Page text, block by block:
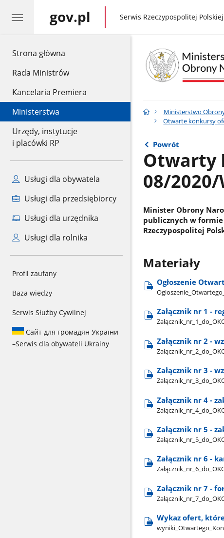
Strona główna
Rada Ministrów
Kancelaria Premiera
Ministerstwa
Urzędy, instytucje
i placówki RP
Usługi dla obywatela
Usługi dla przedsiębiorcy
Usługi dla urzędnika
Usługi dla rolnika
Profil zaufany
Baza wiedzy
Serwis Służby Cywilnej
Сайт для громадян України
–Serwis dla obywateli Ukrainy
gov.pl gov.pl
Serwis Rzeczypospolitej Polskiej
Ministerstwo
Otwarte konkursy
Powrót
Otwarty
08/2020/
Minister Obrony
publicznych w formie
Rzeczypospolitej
Materiały
Ogłoszenie
Załącznik nr 1 -
Załącznik nr 2 -
Załącznik nr 3 -
Załącznik nr 4 -
Załącznik nr 5 -
Załącznik nr 6 -
Załącznik nr 7 -
Wykaz ofert,